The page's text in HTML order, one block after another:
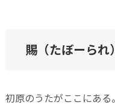
賜（たぼーられ
初原のうたがここにある